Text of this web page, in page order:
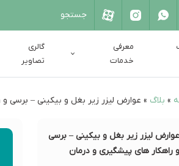
معرفی
خدمات
گالری
تصاویر
» بلاگ » عوارض لیزر زیر بغل و بیکینی – برسی
عوارض لیزر زیر بغل و بیکینی – برسی
و راهکار های پیشگیری و درمان